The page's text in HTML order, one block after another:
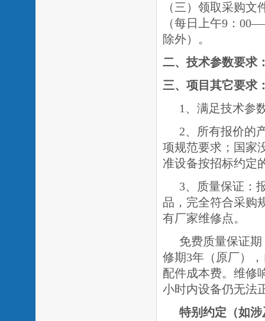
（三 ）领取采购文
（每日上午9：
除外）。
二、 技术参数要求
三、 项目 其它要求
1、满足技术参
2、所有报价的
项规范要求；国家
准设备按招标约定
3、质量保证：
品，完全符合采购
有厂家维修点。
免费质量保证
修期3年（原厂）
配件成本费。维修
小时内设备仍无法
特别约定 （如